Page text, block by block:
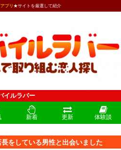
サイトを厳選して紹介
イルラバー
新着 更新 体験談
をしている男性と出会いました